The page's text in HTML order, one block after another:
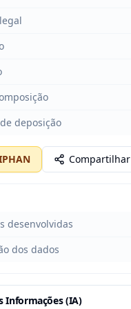
deposição
Compartilhar
desenvolvidas
dos dados
Informações (IA)